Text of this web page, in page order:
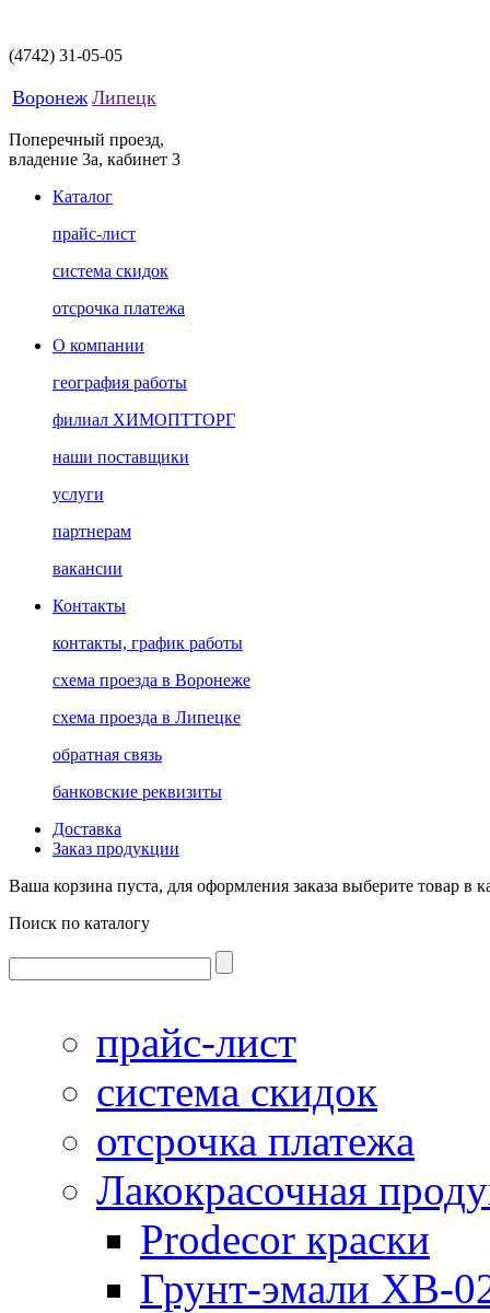
(4742) 31-05-05
Воронеж Липецк
Поперечный проезд,
владение 3а, кабинет 3
Каталог
прайс-лист
система скидок
отсрочка платежа
О компании
география работы
филиал ХИМОПТТОРГ
наши поставщики
услуги
партнерам
вакансии
Контакты
контакты, график работы
схема проезда в Воронеже
схема проезда в Липецке
обратная связь
банковские реквизиты
Доставка
Заказ продукции
Ваша корзина пуста, для оформления заказа выберите товар в
Поиск по каталогу
прайс-лист
система скидок
отсрочка платежа
Лакокрасочная
Prodecor краски
Грунт-эмали ХВ-